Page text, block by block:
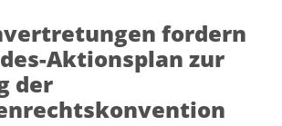
fordern
Aktionsplan zur
der